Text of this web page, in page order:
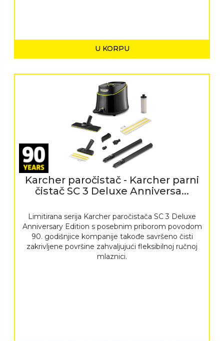
U KORPU
Karcher paročistač - Karcher parni
čistač SC 3 Deluxe Anniversa...
Limitirana serija Karcher paročistača SC 3 Deluxe
Anniversary Edition s posebnim priborom povodom
90. godišnjice kompanije takođe savršeno čisti
zakrivljene površine zahvaljujući fleksibilnoj ručnoj
mlaznici.